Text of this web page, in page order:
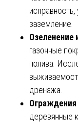
заземление.
Озеленение
газонные
полива.
дренажа.
Ограждения
деревянные